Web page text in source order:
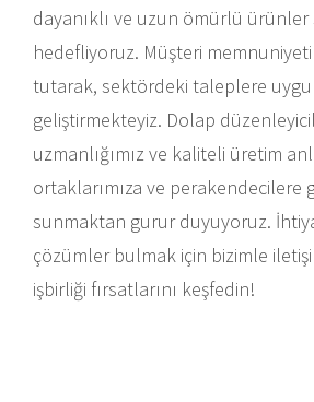
dayanıklı ve uzun ömürlü ürünler
hedefliyoruz. Müşteri
tutarak, sektördeki taleplere
geliştirmekteyiz. Dolap
uzmanlığımız ve kaliteli üretim
ortaklarımıza ve
sunmaktan gurur duyuyoruz.
çözümler bulmak için bizimle
işbirliği fırsatlarını keşfedin!